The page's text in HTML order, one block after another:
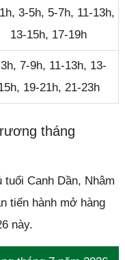
3-5h, 5-7h, 11-13h,
13-15h, 17-19h
7-9h, 11-13h, 13-
19-21h, 21-23h
tháng
Canh Dần, Nhâm
tiến hành mở hàng
này.